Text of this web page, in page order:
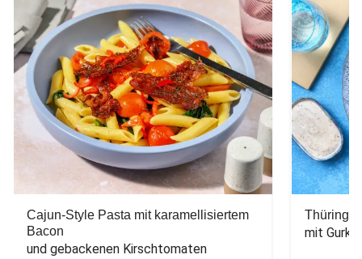
Cajun-Style Pasta mit karamellisiertem
Bacon
und gebackenen Kirschtomaten
mit